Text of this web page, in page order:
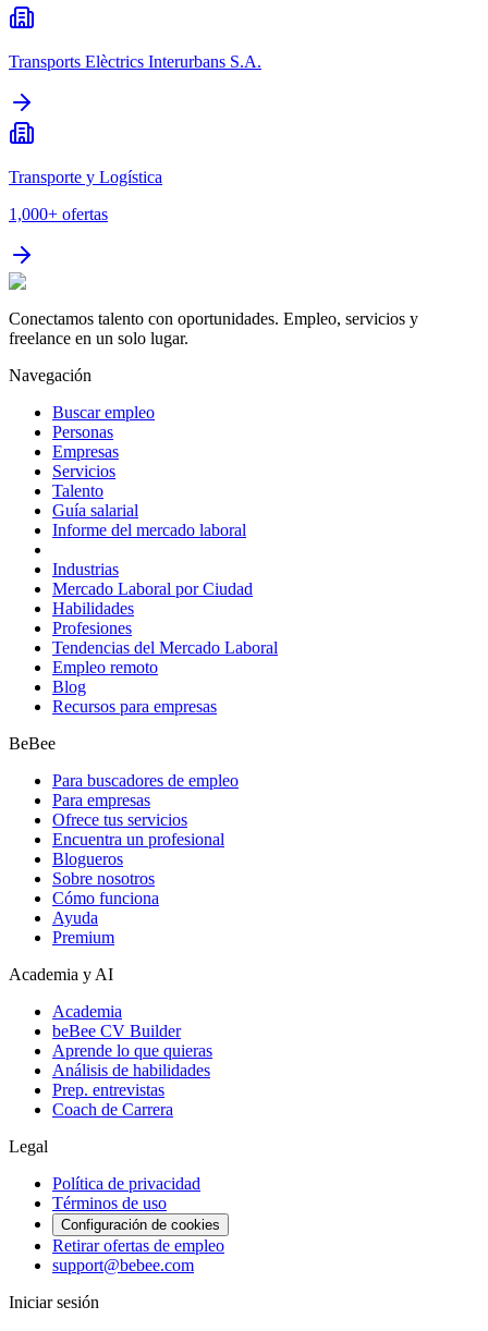
Transports Elèctrics Interurbans S.A.
Transporte y Logística
1,000+ ofertas
Conectamos talento con oportunidades. Empleo, servicios y
freelance en un solo lugar.
Navegación
Buscar empleo
Personas
Empresas
Servicios
Talento
Guía salarial
Informe del mercado laboral
Industrias
Mercado Laboral por Ciudad
Habilidades
Profesiones
Tendencias del Mercado Laboral
Empleo remoto
Blog
Recursos para empresas
BeBee
Para buscadores de empleo
Para empresas
Ofrece tus servicios
Encuentra un profesional
Blogueros
Sobre nosotros
Cómo funciona
Ayuda
Premium
Academia y AI
Academia
beBee CV Builder
Aprende lo que quieras
Análisis de habilidades
Prep. entrevistas
Coach de Carrera
Legal
Política de privacidad
Términos de uso
Configuración de cookies
Retirar ofertas de empleo
support@bebee.com
Iniciar sesión